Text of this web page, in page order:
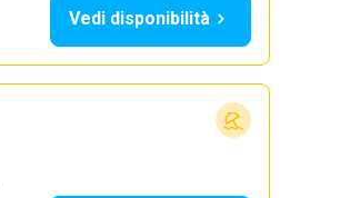
Vedi disponibilità